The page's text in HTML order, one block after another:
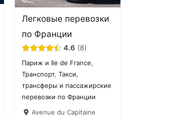
Легковые перевозки
по Франции
4.6 8
Париж и Ile de France,
Транспорт,Такси,
трансферы и пассажирские
перевозки по Франции
Avenue du Capitaine